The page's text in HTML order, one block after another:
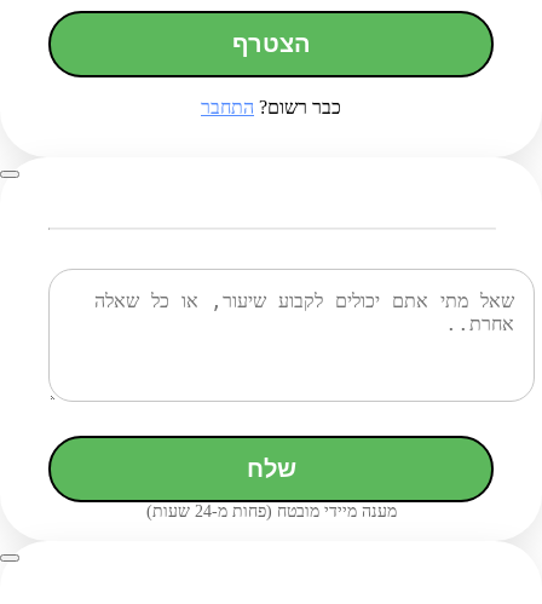
הצטרף
כבר רשום? התחבר
שלח
מענה מיידי מובטח (פחות מ-24 שעות)